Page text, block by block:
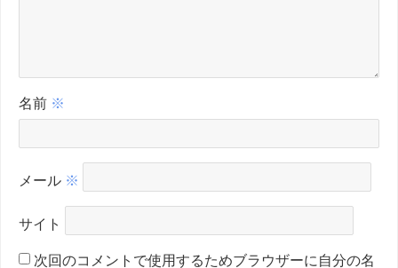
名前 ※
メール ※
サイト
次回のコメントで使用するためブラウザーに自分の名